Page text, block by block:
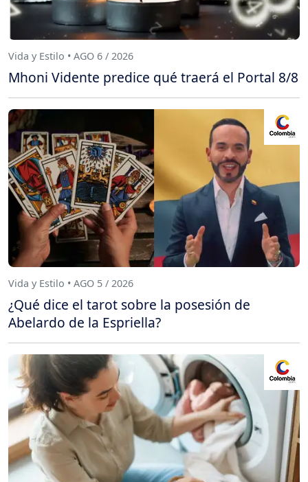
Vida y Estilo • AGO 6 / 2026
Mhoni Vidente predice qué traerá el Portal 8/8
Vida y Estilo • AGO 5 / 2026
¿Qué dice el tarot sobre la posesión de
Abelardo de la Espriella?